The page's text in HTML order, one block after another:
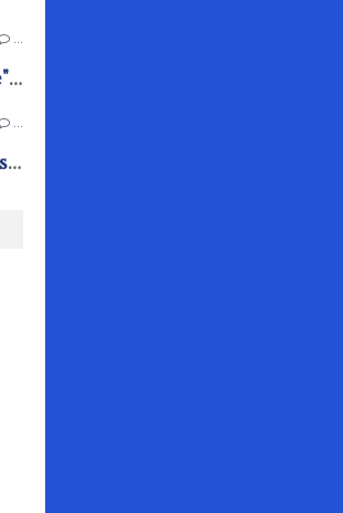
…
Ateliers "Bienvenue à la retraite" au Pôle Animation Pierre Sévin
…
Chasse aux oeufs : Quand toutes les générations s'amusent !